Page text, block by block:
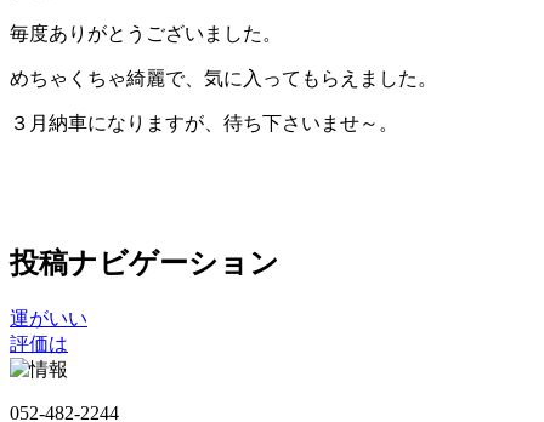
毎度ありがとうございました。
めちゃくちゃ綺麗で、気に入ってもらえました。
３月納車になりますが、待ち下さいませ～。
投稿ナビゲーション
運がいい
評価は
052-482-2244